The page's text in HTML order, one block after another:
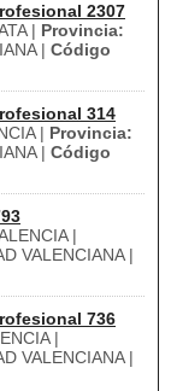
2307
| Provincia:
| Código
314
| Provincia:
| Código
|
VALENCIANA |
736
|
VALENCIANA |